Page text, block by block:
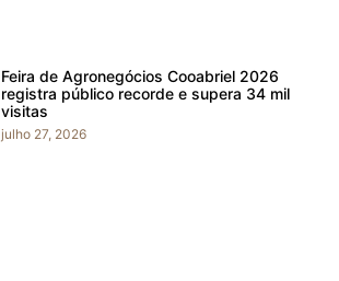
Feira de Agronegócios Cooabriel 2026
registra público recorde e supera 34 mil
visitas
julho 27, 2026